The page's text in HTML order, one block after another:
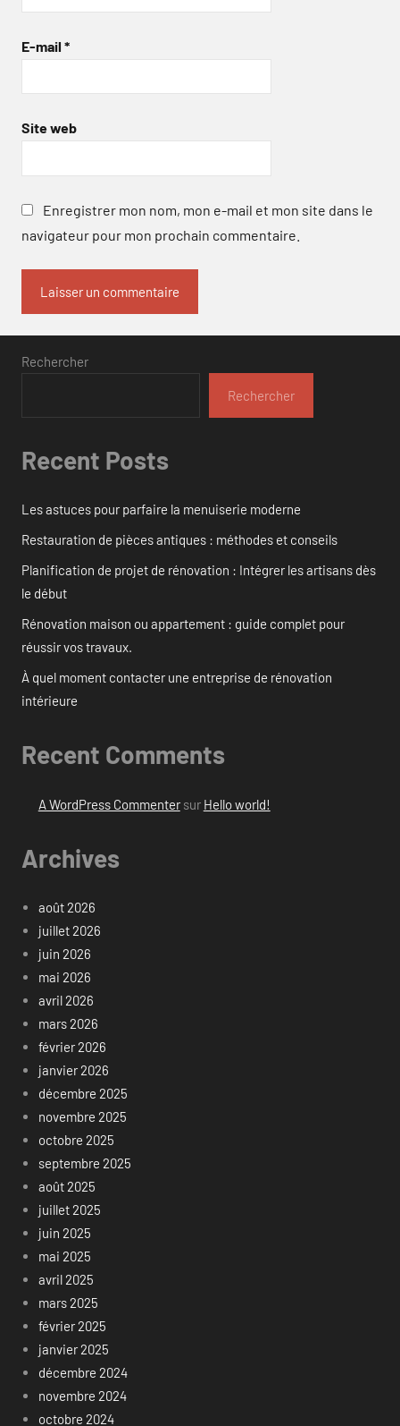
E-mail *
Site web
Enregistrer mon nom, mon e-mail et mon site dans le
navigateur pour mon prochain commentaire.
Rechercher
Rechercher
Recent Posts
Les astuces pour parfaire la menuiserie moderne
Restauration de pièces antiques : méthodes et conseils
Planification de projet de rénovation : Intégrer les artisans dès
le début
Rénovation maison ou appartement : guide complet pour
réussir vos travaux.
À quel moment contacter une entreprise de rénovation
intérieure
Recent Comments
A WordPress Commentersur Hello world!
Archives
août 2026
juillet 2026
juin 2026
mai 2026
avril 2026
mars 2026
février 2026
janvier 2026
décembre 2025
novembre 2025
octobre 2025
septembre 2025
août 2025
juillet 2025
juin 2025
mai 2025
avril 2025
mars 2025
février 2025
janvier 2025
décembre 2024
novembre 2024
octobre 2024